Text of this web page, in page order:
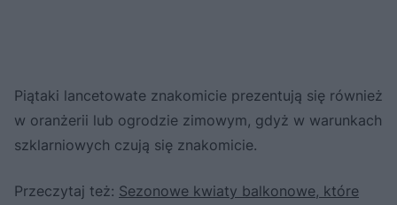
Piątaki lancetowate znakomicie prezentują się również
w oranżerii lub ogrodzie zimowym, gdyż w warunkach
szklarniowych czują się znakomicie.
Przeczytaj też: Sezonowe kwiaty balkonowe, które